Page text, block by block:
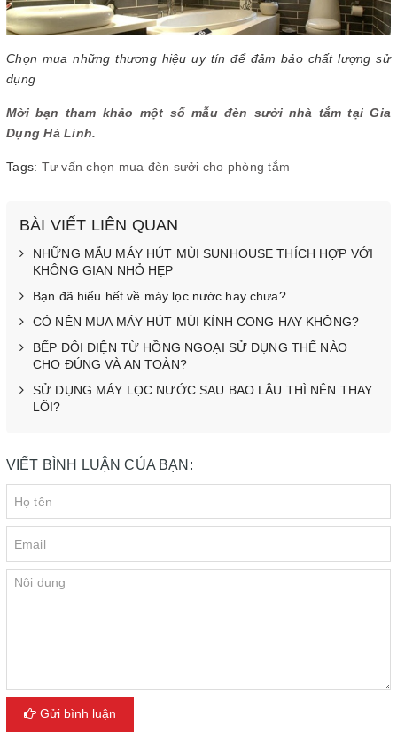
Chọn mua những thương hiệu uy tín để đảm bảo chất lượng sử
dụng
Mời bạn tham khảo một số mẫu đèn sưởi nhà tắm tại Gia
Dụng Hà Linh.
Tags: Tư vấn chọn mua đèn sưởi cho phòng tắm
BÀI VIẾT LIÊN QUAN
NHỮNG MẪU MÁY HÚT MÙI SUNHOUSE THÍCH HỢP VỚI
KHÔNG GIAN NHỎ HẸP
Bạn đã hiểu hết về máy lọc nước hay chưa?
CÓ NÊN MUA MÁY HÚT MÙI KÍNH CONG HAY KHÔNG?
BẾP ĐÔI ĐIỆN TỪ HỒNG NGOẠI SỬ DỤNG THẾ NÀO
CHO ĐÚNG VÀ AN TOÀN?
SỬ DỤNG MÁY LỌC NƯỚC SAU BAO LÂU THÌ NÊN THAY
LÕI?
VIẾT BÌNH LUẬN CỦA BẠN:
Gửi bình luận